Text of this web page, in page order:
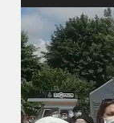
Video
oynatıcı